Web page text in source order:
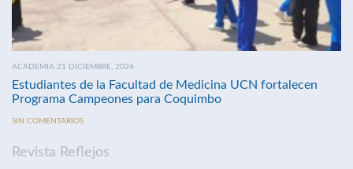
ACADEMIA 21 DICIEMBRE, 2024
Estudiantes de la Facultad de Medicina UCN fortalecen
Programa Campeones para Coquimbo
SIN COMENTARIOS
Revista Reflejos